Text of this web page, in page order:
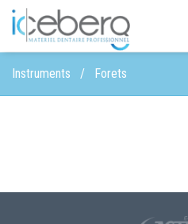
Instruments / Forets